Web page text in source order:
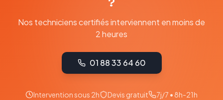
Nos techniciens certifiés interviennent en moins de
2 heures
01 88 33 64 60
Intervention sous 2h Devis gratuit 7j/7 • 8h-21h